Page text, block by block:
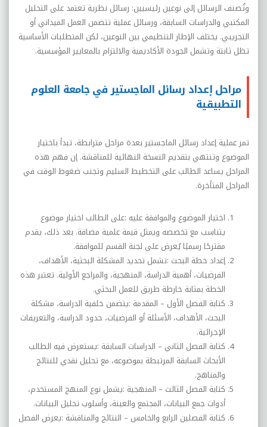
وتُصنف الرسائل إلى نوعين رئيسيين: رسائل نظرية تعتمد على التحليل
المكتبي والدراسات السابقة، ورسائل عملية تتضمن العمل الميداني أو
التجريبي. يختلف الإطار التنظيمي بين النوعين، لكن المتطلبات الأساسية
تظل ثابتة وتشمل الجودة الأكاديمية والالتزام بالمعايير المؤسسية.
مراحل إعداد رسائل الماجستير في جامعة العلوم
التطبيقية
تمر عملية إعداد رسائل الماجستير بعدة مراحل مترابطة، تبدأ باختيار
الموضوع وتنتهي بتقديم النسخة النهائية للمناقشة. إن فهم هذه
المراحل يساعد الطالب على التخطيط السليم وتجنب ضغوط الوقت في
المراحل المتأخرة.
اختيار الموضوع والموافقة عليه :على الطالب اختيار موضوع
يتناسب مع تخصصه ويمثل قيمة علمية مضافة. بعد ذلك، يقدم
مقترحًا رسميًا يُعرض على لجنة القسم للموافقة.
إعداد خطة البحث :تشمل تحديد المشكلة البحثية، الأهداف،
الفرضيات، أهمية الدراسة، المنهجية، والمراجع الأولية. تعتبر هذه
الخطة بمثابة خارطة طريق للعمل البحثي.
كتابة الفصل الأول – المقدمة :يتضمن خلفية الدراسة، مشكلة
البحث، الأهداف، الأسئلة أو الفرضيات، حدود الدراسة، والتعريفات
الإجرائية.
كتابة الفصل الثاني – الدراسات السابقة :يستعرض فيه الطالب
الأبحاث السابقة المرتبطة بموضوعه، مع تحليل نقدي للنتائج
والمناهج.
كتابة الفصل الثالث – المنهجية :يشمل نوع المنهج المستخدم،
أدوات جمع البيانات، المجتمع والعينة، وأسلوب تحليل البيانات.
كتابة الفصلين الرابع والخامس – النتائج والمناقشة :يعرض الفصل